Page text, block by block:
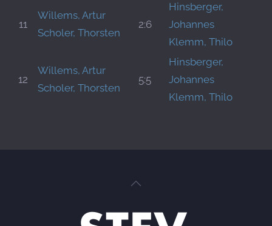
11
Willems, Artur
Scholer, Thorsten
2:6
Hinsberger,
Johannes
Klemm, Thilo
12
Willems, Artur
Scholer, Thorsten
5:5
Hinsberger,
Johannes
Klemm, Thilo